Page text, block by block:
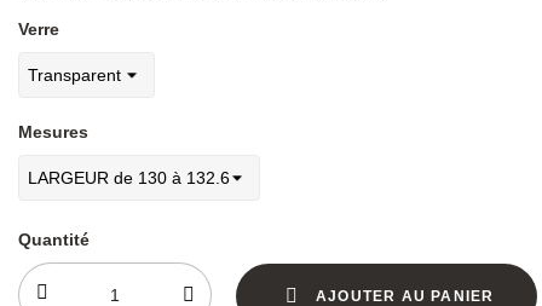
Verre
Mesures
Quantité
AJOUTER AU PANIER